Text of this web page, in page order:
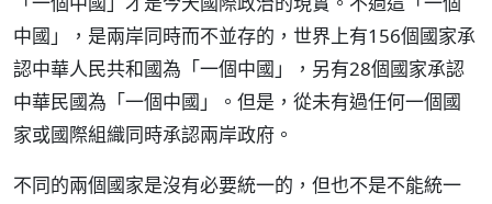
中國」，是兩岸同時而不並存的，世界上有156個國家承
認中華人民共和國為「一個中國」，另有28個國家承認
中華民國為「一個中國」。但是，從未有過任何一個國
家或國際組織同時承認兩岸政府。
不同的兩個國家是沒有必要統一的，但也不是不能統一